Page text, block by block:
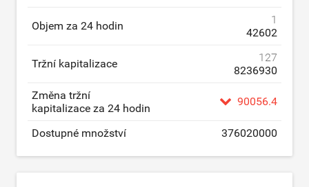
Objem za 24 hodin
1
42602
Tržní kapitalizace
127
8236930
Změna tržní
kapitalizace za 24 hodin
90056.4
Dostupné množství 376020000